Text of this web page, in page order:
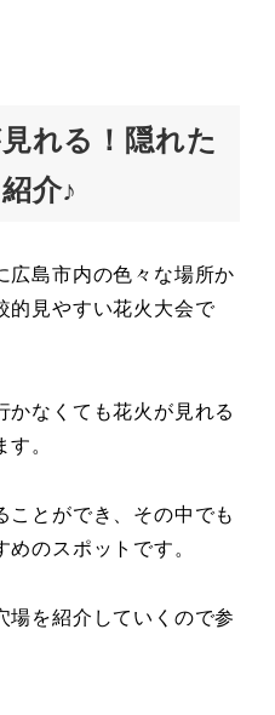
れる！隠れた
介♪
広島市内の色々な場所か
的見やすい花火大会で
かなくても花火が見れる
。
とができ、その中でも
のスポットです。
場を紹介していくので参